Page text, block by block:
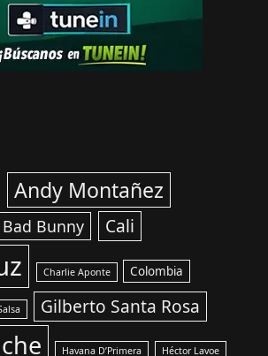
Andy Montañez
Bad Bunny Cali
Charlie Aponte Colombia
Gilberto Santa Rosa
Havana D’Primera Héctor Lavoe